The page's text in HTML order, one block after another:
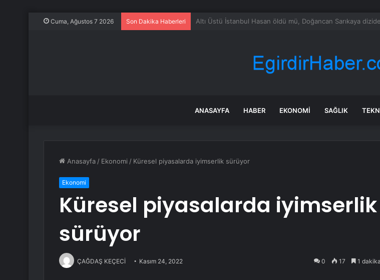
Cuma, Ağustos 7 2026 Son Dakika Haberleri Balıkesir’de Kepsut’a Kent Lokantası ve altyapı desteği
ANASAYFA HABER EKONOMI SAĞLIK
Anasayfa / Ekonomi / Küresel piyasalarda iyimserlik sürüyor
Ekonomi
Küresel piyasalarda iyimserlik
sürüyor
ÇAĞDAŞ KEÇECİ Kasım 24, 2022 0 17 1